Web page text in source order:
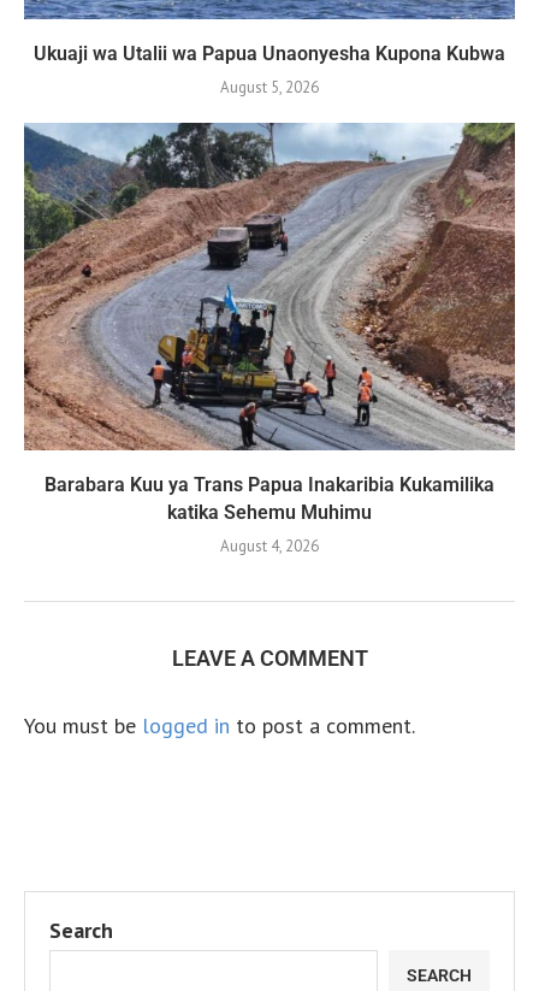
Ukuaji wa Utalii wa Papua Unaonyesha Kupona Kubwa
August 5, 2026
Barabara Kuu ya Trans Papua Inakaribia Kukamilika
katika Sehemu Muhimu
August 4, 2026
LEAVE A COMMENT
You must be logged in to post a comment.
Search
SEARCH